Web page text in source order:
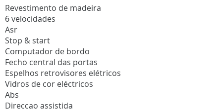
Revestimento de madeira
6 velocidades
Asr
Stop & start
Computador de bordo
Fecho central das portas
Espelhos retrovisores elétricos
Vidros de cor eléctricos
Abs
Direccao assistida